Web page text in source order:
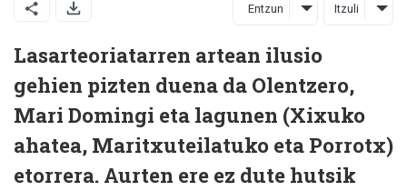
Entzun Itzuli
Lasarteoriatarren artean ilusio
gehien pizten duena da Olentzero,
Mari Domingi eta lagunen (Xixuko
ahatea, Maritxuteilatuko eta Porrotx)
etorrera. Aurten ere ez dute hutsik